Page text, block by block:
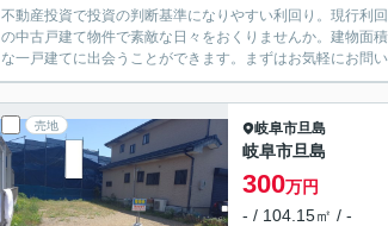
不動産投資で投資の判断基準になりやすい利回り。現行利
の中古戸建て物件で素敵な日々をおくりませんか。建物面
な一戸建てに出会うことができます。まずはお気軽にお問い
売地 岐阜市旦島
岐阜市旦島
300万円
- / 104.15㎡ / -